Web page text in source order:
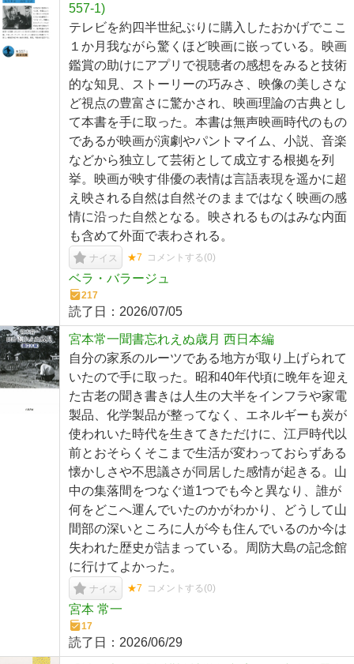
557-1)
テレビを約四半世紀ぶりに購入したおかげでここ
１か月我ながら驚くほど映画に嵌っている。映画
鑑賞の助けにアプリで視聴者の感想をみると技術
的な知見、ストーリーの巧みさ、映像の美しさな
ど視点の豊富さに驚かされ、映画理論の古典とし
て本書を手に取った。本書は無声映画時代のもの
であるが映画が演劇やパントマイム、小説、音楽
などから独立して芸術として成立する根拠を列
挙。映画が映す俳優の表情は言語表現を遥かに超
え映される自然は自然そのままではなく映画の感
情に沿った自然となる。映されるものはみな内面
も含めて外面で表わされる。
ナイス ★7 コメントする(0)
ベラ・バラージュ
217
読了日： 2026/07/05
宮本常一聞書忘れえぬ歳月 西日本編
自分の家系のルーツである地方が取り上げられて
いたので手に取った。昭和40年代頃に晩年を迎え
た古老の聞き書きは人生の大半をインフラや家電
製品、化学製品が整ってなく、エネルギーも炭が
使われいた時代を生きてきただけに、江戸時代以
前とおそらくそこまで生活が変わっておらずある
懐かしさや不思議さが同居した感情が起きる。山
中の集落間をつなぐ道1つでも今と異なり、誰が
何をどこへ運んでいたのかがわかり、どうして山
間部の深いところに人が今も住んでいるのか今は
失われた歴史が詰まっている。周防大島の記念館
に行けてよかった。
ナイス ★7 コメントする(0)
宮本 常一
17
読了日： 2026/06/29